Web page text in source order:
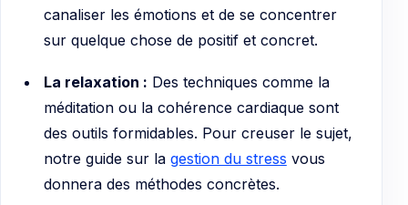
canaliser les émotions et de se concentrer
sur quelque chose de positif et concret.
La relaxation : Des techniques comme la
méditation ou la cohérence cardiaque sont
des outils formidables. Pour creuser le sujet,
notre guide sur la gestion du stress vous
donnera des méthodes concrètes.